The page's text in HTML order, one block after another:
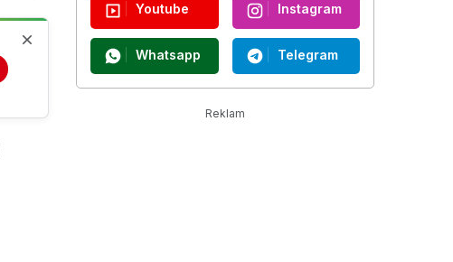
Youtube Instagram
Whatsapp Telegram
Reklam